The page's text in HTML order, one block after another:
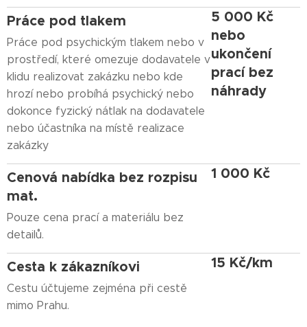
Práce pod tlakem
Práce pod psychickým tlakem nebo v
prostředí, které omezuje dodavatele v
klidu realizovat zakázku nebo kde
hrozí nebo probíhá psychický nebo
dokonce fyzický nátlak na dodavatele
nebo účastníka na místě realizace
zakázky
5 000 Kč
nebo
ukončení
prací bez
náhrady
Cenová nabídka bez rozpisu
mat.
Pouze cena prací a materiálu bez
detailů.
1 000 Kč
Cesta k zákazníkovi
Cestu účtujeme zejména při cestě
mimo Prahu.
15 Kč/km